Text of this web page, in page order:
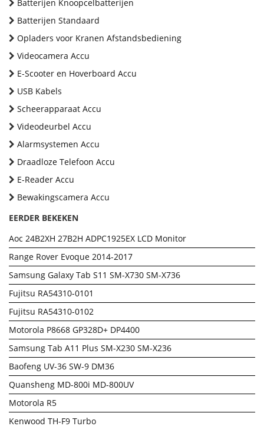
Batterijen Knoopcelbatterijen
Batterijen Standaard
Opladers voor Kranen Afstandsbediening
Videocamera Accu
E-Scooter en Hoverboard Accu
USB Kabels
Scheerapparaat Accu
Videodeurbel Accu
Alarmsystemen Accu
Draadloze Telefoon Accu
E-Reader Accu
Bewakingscamera Accu
EERDER BEKEKEN
Aoc 24B2XH 27B2H ADPC1925EX LCD Monitor
Range Rover Evoque 2014-2017
Samsung Galaxy Tab S11 SM-X730 SM-X736
Fujitsu RA54310-0101
Fujitsu RA54310-0102
Motorola P8668 GP328D+ DP4400
Samsung Tab A11 Plus SM-X230 SM-X236
Baofeng UV-36 SW-9 DM36
Quansheng MD-800i MD-800UV
Motorola R5
Kenwood TH-F9 Turbo